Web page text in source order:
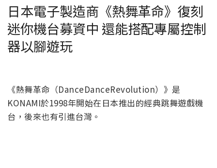
日本電子製造商《熱舞革命》復刻
迷你機台募資中 還能搭配專屬控制
器以腳遊玩
《熱舞革命（DanceDanceRevolution）》是
KONAMI於1998年開始在日本推出的經典跳舞遊戲機
台，後來也有引進台灣。